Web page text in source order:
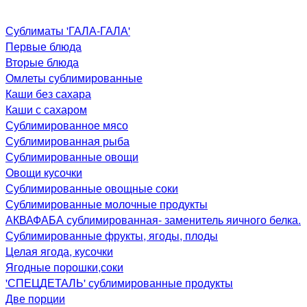
Сублиматы 'ГАЛА-ГАЛА'
Первые блюда
Вторые блюда
Омлеты сублимированные
Каши без сахара
Каши с сахаром
Сублимированное мясо
Сублимированная рыба
Сублимированные овощи
Овощи кусочки
Сублимированные овощные соки
Сублимированные молочные продукты
АКВАФАБА сублимированная- заменитель яичного белка.
Сублимированные фрукты, ягоды, плоды
Целая ягода, кусочки
Ягодные порошки,соки
'СПЕЦДЕТАЛЬ' сублимированные продукты
Две порции